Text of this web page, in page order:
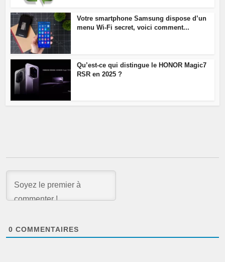
Votre smartphone Samsung dispose d’un
menu Wi-Fi secret, voici comment...
Qu’est-ce qui distingue le HONOR Magic7
RSR en 2025 ?
0 COMMENTAIRES